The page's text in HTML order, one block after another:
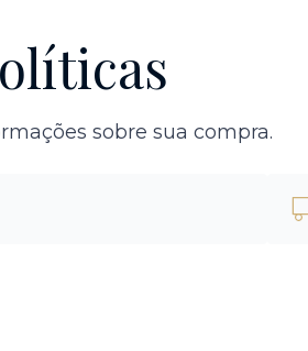
sobre sua compra.